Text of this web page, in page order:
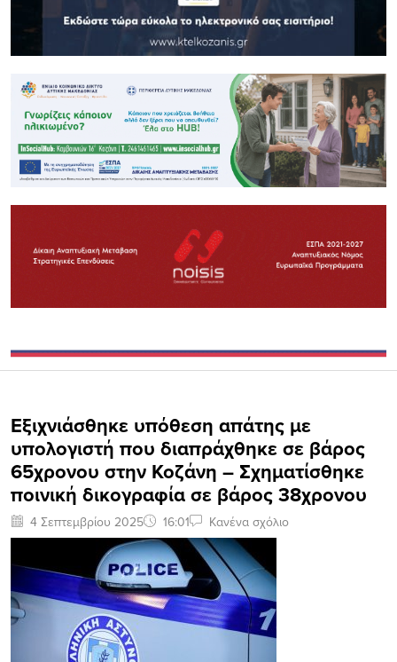
Εξιχνιάσθηκε υπόθεση απάτης με
υπολογιστή που διαπράχθηκε σε βάρος
65χρονου στην Κοζάνη – Σχηματίσθηκε
ποινική δικογραφία σε βάρος 38χρονου
4 Σεπτεμβρίου 2025 16:01 Κανένα σχόλιο